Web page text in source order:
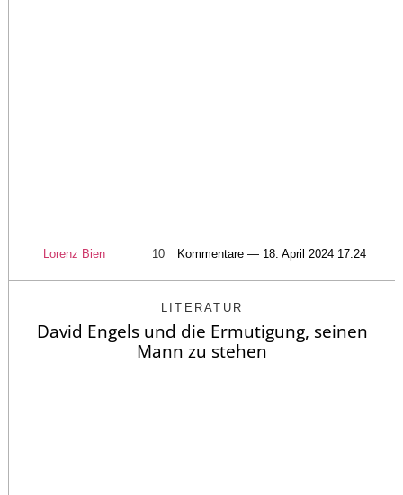
Lorenz Bien 10 Kommentare — 18. April 2024 17:24
LITERATUR
David Engels und die Ermutigung, seinen
Mann zu stehen